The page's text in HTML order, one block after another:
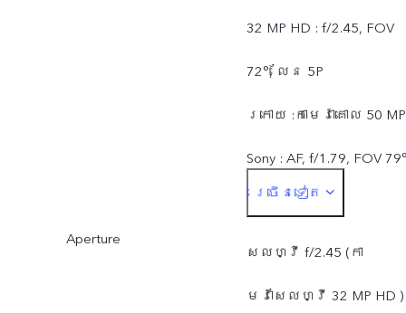
32 MP HD : f/2.45, FOV
72°, លែន 5P
ក្រោយ :កាមេរ៉ាគោល 50 MP
Sony : AF, f/1.79, FOV
លែន 5P
កាមេរ៉ា 8 MP Wide-Angle :
f/2.2, FOV 120°, លែន 5P
ច្រើនទៀត
Aperture
សែលហ្វី f/2.45 (កា
មេរ៉ាសែលហ្វី 32 MP HD )